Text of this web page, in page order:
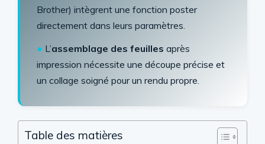
Brother) intègrent une fonction poster
directement dans leurs paramètres.
● L’assemblage des feuilles après
impression nécessite une découpe précise et
un collage soigné pour un rendu propre.
Table des matières